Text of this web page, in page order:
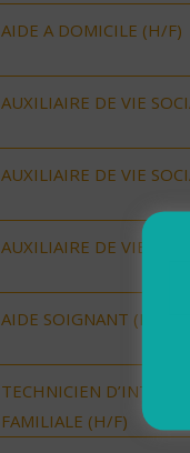
AIDE A DOMICILE (H/F)
AUXILIAIRE DE VIE
AUXILIAIRE DE VIE
AUXILIAIRE DE VIE
AIDE SOIGNANT (H/F)
TECHNICIEN
FAMILIALE (H/F)